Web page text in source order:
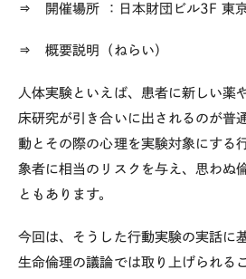
⇒ 開催場所 ：日本財団ビル3F 東
⇒ 概要説明（ねらい）
人体実験といえば、患者に新しい薬
床研究が引き合いに出されるのが普
動とその際の心理を実験対象にする
象者に相当のリスクを与え、思わぬ
ともあります。
今回は、そうした行動実験の実話に
生命倫理の議論では取り上げられる